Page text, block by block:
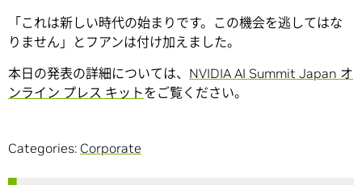
「これは新しい時代の始まりです。この機会を逃してはな
りません」とフアンは付け加えました。
本日の発表の詳細については、 NVIDIA AI Summit Japan オ
ンライン プレス キットをご覧ください。
Categories: Corporate